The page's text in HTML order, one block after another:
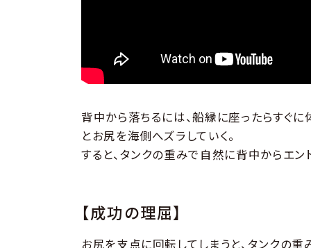
背中から落ちるには、船縁に座ったらすぐ
とお尻を海側へズラしていく。
すると、タンクの重みで自然に背中からエン
【成功の理屈】
お尻を支点に回転してしまうと、タンクの